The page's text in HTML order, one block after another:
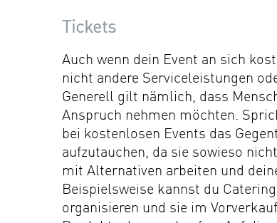
Tickets
Auch wenn dein Event an sich
nicht andere Serviceleistungen
Generell gilt nämlich, dass
Anspruch nehmen möchten.
bei kostenlosen Events das
aufzutauchen, da sie sowieso
mit Alternativen arbeiten und
Beispielsweise kannst du
organisieren und sie im